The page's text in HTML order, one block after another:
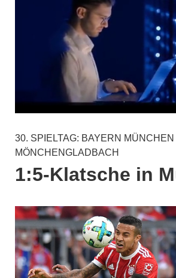
30. SPIELTAG: BAYERN
MÖNCHENGLADBACH
1:5-Klatsche in